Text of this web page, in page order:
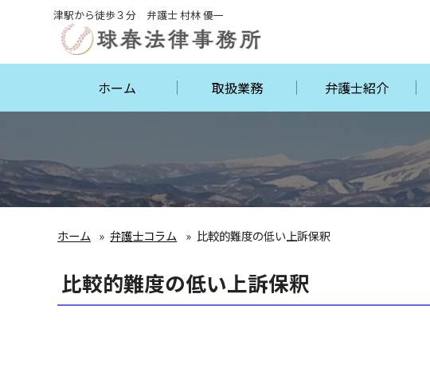
津駅から徒歩３分 弁護士 村林 優一
ホーム 取扱業務 弁護士紹介
ホーム 弁護士コラム 比較的難度の低い上訴保釈
比較的難度の低い上訴保釈